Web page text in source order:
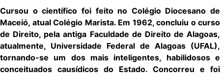
Cursou o científico foi feito no Colégio Diocesano de
Maceió, atual Colégio Marista. Em 1962, concluiu o curso
de Direito, pela antiga Faculdade de Direito de Alagoas,
atualmente, Universidade Federal de Alagoas (UFAL),
tornando-se um dos mais inteligentes, habilidosos e
conceituados causídicos do Estado. Concorreu e foi